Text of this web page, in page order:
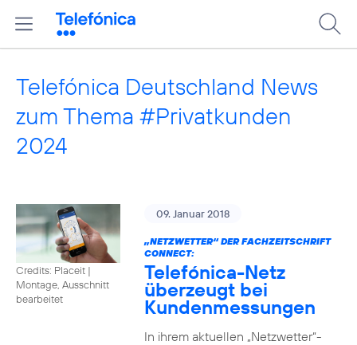
Telefónica Deutschland News
zum Thema #Privatkunden
2024
Credits: Placeit |
Montage, Ausschnitt
bearbeitet
09. Januar 2018
„NETZWETTER“ DER FACHZEITSCHRIFT
CONNECT:
Telefónica-Netz
überzeugt bei
Kundenmessungen
In ihrem aktuellen „Netzwetter“-